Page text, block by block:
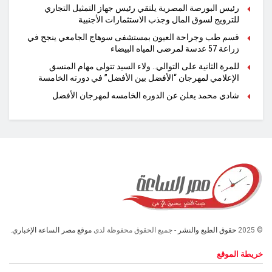
رئيس البورصة المصرية يلتقي رئيس جهاز التمثيل التجاري
للترويج لسوق المال وجذب الاستثمارات الأجنبية
قسم طب وجراحة العيون بمستشفى سوهاج الجامعي ينجح في
زراعة 57 عدسة لمرضى المياه البيضاء
للمرة الثانية على التوالي.. ولاء السيد تتولى مهام المنسق
الإعلامي لمهرجان “الأفضل بين الأفضل” في دورته الخامسة
شادي محمد يعلن عن الدوره الخامسه لمهرجان الأفضل
© 2025 حقوق الطبع والنشر - جميع الحقوق محفوظة لدى موقع مصر الساعة الإخباري.
خريطة الموقع